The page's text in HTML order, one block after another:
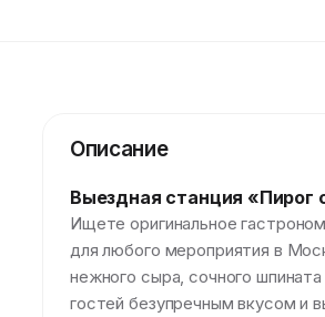
Описание
Выездная станция
Ищете оригинальное
для любого мероприятия в
нежного сыра, сочного
гостей безупречным вкусом и